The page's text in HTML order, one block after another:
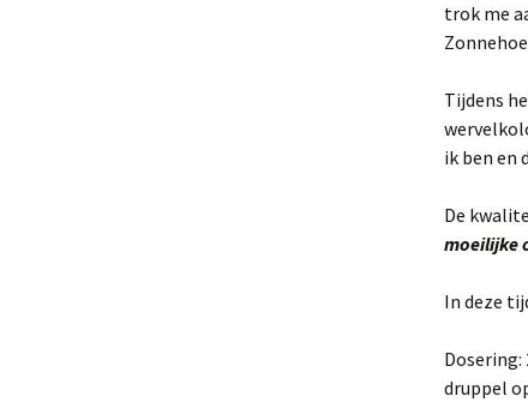
trok me
Tijdens
ik ben en
De
moeilijke
In deze
druppel